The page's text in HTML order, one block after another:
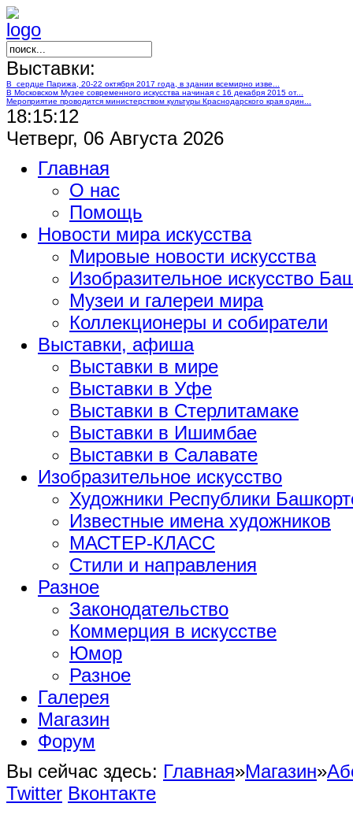
Выставки:
В сердце Парижа, 20-22 октября 2017 года, в здании всемирно изве...
В Московском Музее современного искусства начиная с 16 декабря 2015 от...
Мероприятие проводится министерством культуры Краснодарского края один...
18:15:13
Четверг, 06 Августа 2026
Главная
О нас
Помощь
Новости мира искусства
Мировые новости искусства
Изобразительное искусство
Музеи и галереи мира
Коллекционеры и собиратели
Выставки, афиша
Выставки в мире
Выставки в Уфе
Выставки в Стерлитамаке
Выставки в Ишимбае
Выставки в Салавате
Изобразительное искусство
Художники Республики
Известные имена художников
МАСТЕР-КЛАСС
Стили и направления
Разное
Законодательство
Коммерция в искусстве
Юмор
Разное
Галерея
Магазин
Форум
Вы сейчас здесь: Главная»Магазин»
Twitter Вконтакте